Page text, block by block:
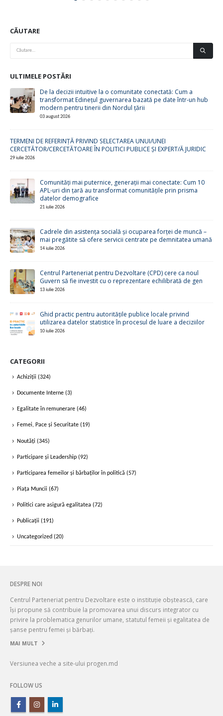
CĂUTARE
ULTIMELE POSTĂRI
De la decizii intuitive la o comunitate conectată: Cum a
transformat Edinețul guvernarea bazată pe date într-un hub
modern pentru tinerii din Nordul țării
03 august 2026
TERMENI DE REFERINȚĂ PRIVIND SELECTAREA UNUI/UNEI
CERCETĂTOR/CERCETĂTOARE ÎN POLITICI PUBLICE ȘI EXPERT/Ă JURIDIC
29 iulie 2026
Comunități mai puternice, generații mai conectate: Cum 10
APL-uri din țară au transformat comunitățile prin prisma
datelor demografice
21 iulie 2026
Cadrele din asistența socială și ocuparea forței de muncă –
mai pregătite să ofere servicii centrate pe demnitatea umană
14 iulie 2026
Centrul Parteneriat pentru Dezvoltare (CPD) cere ca noul
Guvern să fie investit cu o reprezentare echilibrată de gen
13 iulie 2026
Ghid practic pentru autoritățile publice locale privind
utilizarea datelor statistice în procesul de luare a deciziilor
10 iulie 2026
CATEGORII
Achiziții (324)
Documente Interne (3)
Egalitate în remunerare (46)
Femei, Pace și Securitate (19)
Noutăți (345)
Participare și Leadership (92)
Participarea femeilor și bărbaților în politică (57)
Piața Muncii (67)
Politici care asigură egalitatea (72)
Publicații (191)
Uncategorized (20)
DESPRE NOI
Centrul Parteneriat pentru Dezvoltare este o instituție obștească, care
își propune să contribuie la promovarea unui discurs integrator cu
privire la problematica genurilor umane, statutul femeii și egalitatea de
șanse pentru femei și bărbați.
MAI MULT
Versiunea veche a site-ului progen.md
FOLLOW US